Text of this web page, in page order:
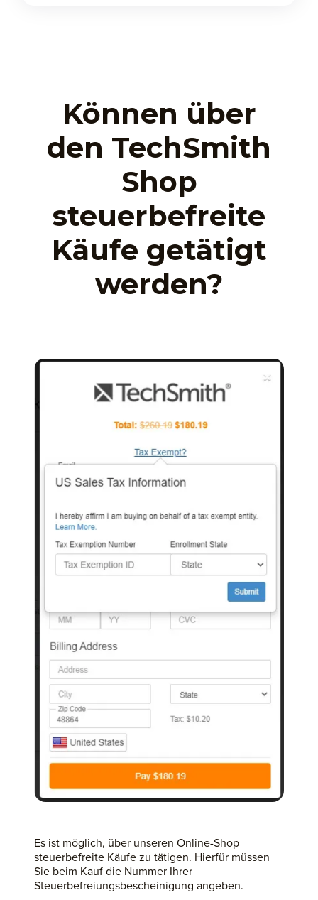
Können über
den TechSmith
Shop
steuerbefreite
Käufe getätigt
werden?
Es ist möglich, über unseren Online-Shop
steuerbefreite Käufe zu tätigen. Hierfür müssen
Sie beim Kauf die Nummer Ihrer
Steuerbefreiungsbescheinigung angeben.